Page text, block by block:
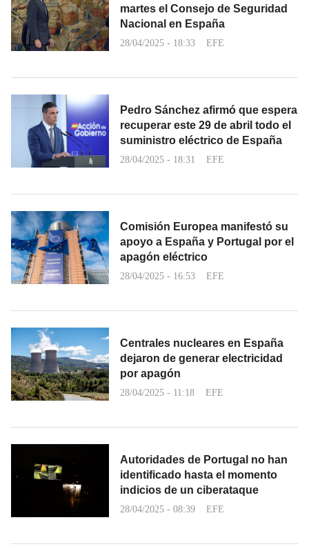
martes el Consejo de Seguridad
Nacional en España
28/04/2025 - 18:33 EFE
Pedro Sánchez afirmó que espera
recuperar este 29 de abril todo el
suministro eléctrico de España
28/04/2025 - 18:31 EFE
Comisión Europea manifestó su
apoyo a España y Portugal por el
apagón eléctrico
28/04/2025 - 16:53 EFE
Centrales nucleares en España
dejaron de generar electricidad
por apagón
28/04/2025 - 11:18 EFE
Autoridades de Portugal no han
identificado hasta el momento
indicios de un ciberataque
28/04/2025 - 08:39 EFE